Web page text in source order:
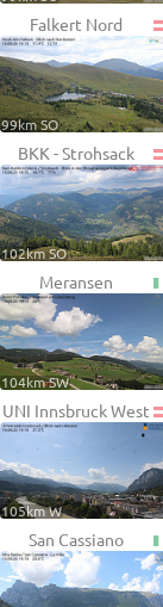
Falkert Nord
99km SO
BKK - Strohsack
102km SO
Meransen
104km SW
UNI Innsbruck West
105km W
San Cassiano